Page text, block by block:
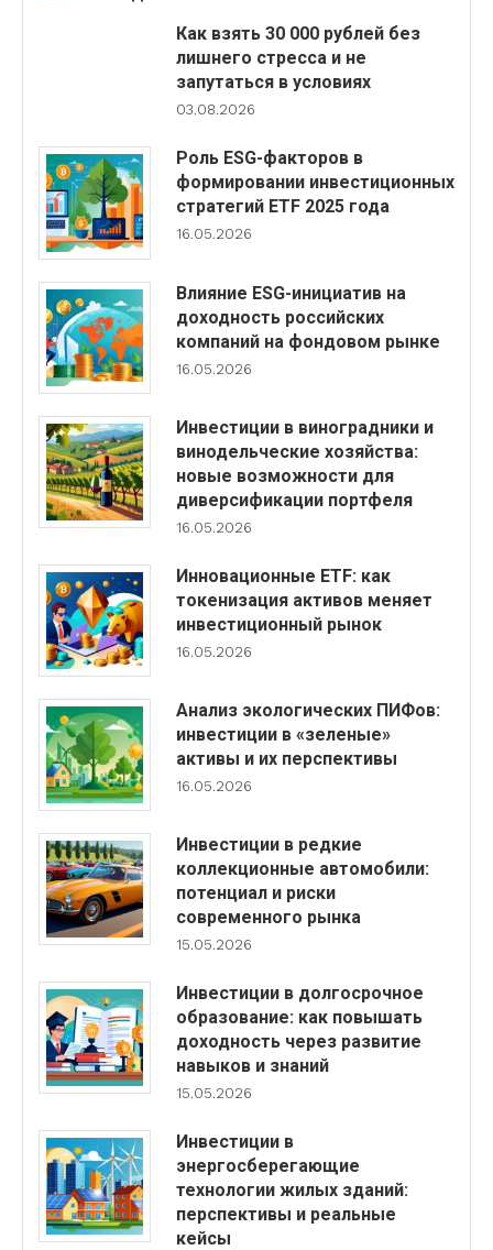
Как взять 30 000 рублей без
лишнего стресса и не
запутаться в условиях
03.08.2026
Роль ESG-факторов в
формировании инвестиционных
стратегий ETF 2025 года
16.05.2026
Влияние ESG-инициатив на
доходность российских
компаний на фондовом рынке
16.05.2026
Инвестиции в виноградники и
винодельческие хозяйства:
новые возможности для
диверсификации портфеля
16.05.2026
Инновационные ETF: как
токенизация активов меняет
инвестиционный рынок
16.05.2026
Анализ экологических ПИФов:
инвестиции в «зеленые»
активы и их перспективы
16.05.2026
Инвестиции в редкие
коллекционные автомобили:
потенциал и риски
современного рынка
15.05.2026
Инвестиции в долгосрочное
образование: как повышать
доходность через развитие
навыков и знаний
15.05.2026
Инвестиции в
энергосберегающие
технологии жилых зданий:
перспективы и реальные
кейсы